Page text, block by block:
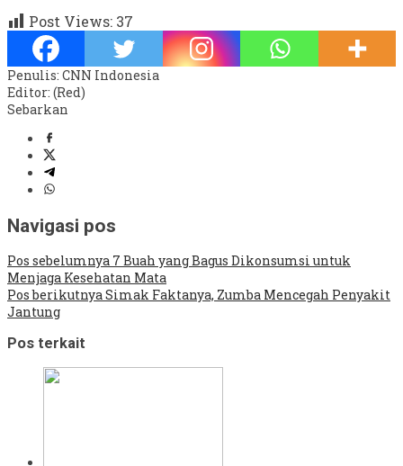
Post Views: 37
Penulis: CNN Indonesia
Editor: (Red)
Sebarkan
Navigasi pos
Pos sebelumnya 7 Buah yang Bagus Dikonsumsi untuk
Menjaga Kesehatan Mata
Pos berikutnyaSimak Faktanya, Zumba Mencegah Penyakit
Jantung
Pos terkait